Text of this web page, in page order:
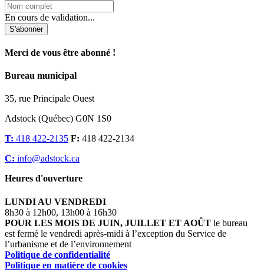
En cours de validation...
S'abonner
Merci de vous être abonné !
Bureau municipal
35, rue Principale Ouest
Adstock (Québec) G0N 1S0
T: 418 422-2135 F: 418 422-2134
C: info@adstock.ca
Heures d'ouverture
LUNDI AU VENDREDI
8h30 à 12h00, 13h00 à 16h30
POUR LES MOIS DE JUIN, JUILLET ET AOÛT le bureau
est fermé le vendredi après-midi à l’exception du Service de
l’urbanisme et de l’environnement
Politique de confidentialité
Politique en matière de cookies